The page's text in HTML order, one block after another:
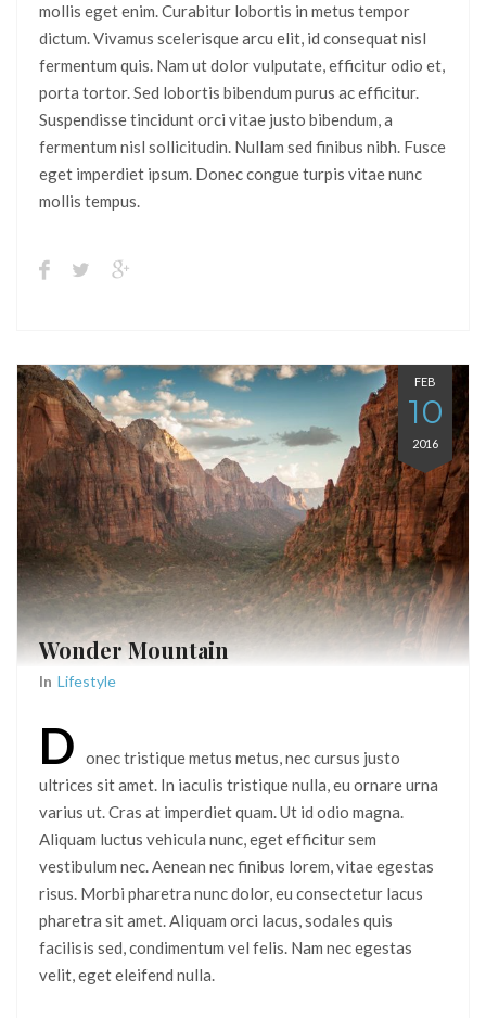
mollis eget enim. Curabitur lobortis in metus tempor
dictum. Vivamus scelerisque arcu elit, id consequat nisl
fermentum quis. Nam ut dolor vulputate, efficitur odio et,
porta tortor. Sed lobortis bibendum purus ac efficitur.
Suspendisse tincidunt orci vitae justo bibendum, a
fermentum nisl sollicitudin. Nullam sed finibus nibh. Fusce
eget imperdiet ipsum. Donec congue turpis vitae nunc
mollis tempus.
FEB
10
2016
Wonder Mountain
In Lifestyle
D
onec tristique metus metus, nec cursus justo
ultrices sit amet. In iaculis tristique nulla, eu ornare urna
varius ut. Cras at imperdiet quam. Ut id odio magna.
Aliquam luctus vehicula nunc, eget efficitur sem
vestibulum nec. Aenean nec finibus lorem, vitae egestas
risus. Morbi pharetra nunc dolor, eu consectetur lacus
pharetra sit amet. Aliquam orci lacus, sodales quis
facilisis sed, condimentum vel felis. Nam nec egestas
velit, eget eleifend nulla.